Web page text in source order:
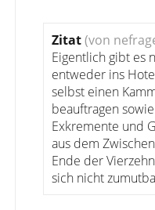
Zitat(von
Eigentlich gibt es
entweder ins
selbst einen
beauftragen
Exkremente und
aus dem
Ende der
sich nicht